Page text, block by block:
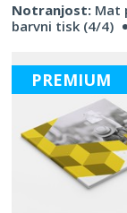
Notranjost: Mat
barvni tisk (4/4)
PREMIUM